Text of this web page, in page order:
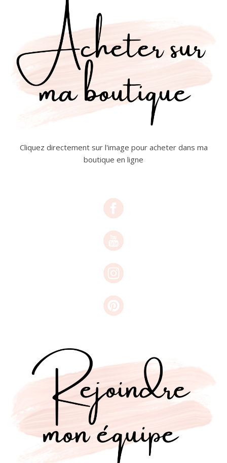
Cliquez directement sur l'image pour acheter dans ma
boutique en ligne